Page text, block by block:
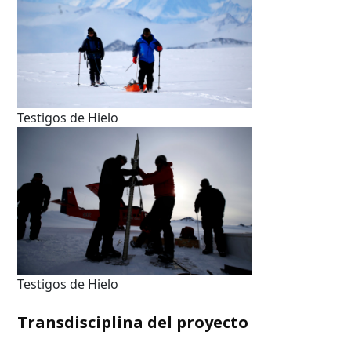
Testigos de Hielo
Testigos de Hielo
Transdisciplina del proyecto
Búsqueda Avanzada
Palabra clave
Desde...
Hasta...